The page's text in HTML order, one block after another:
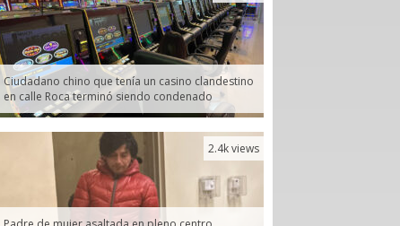
Ciudadano chino que tenía un casino clandestino
en calle Roca terminó siendo condenado
2.4k views